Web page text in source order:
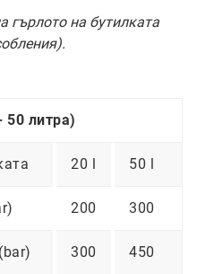
гърлото на бутилката
50 литра)
20 l 50 l
200 300
300 450